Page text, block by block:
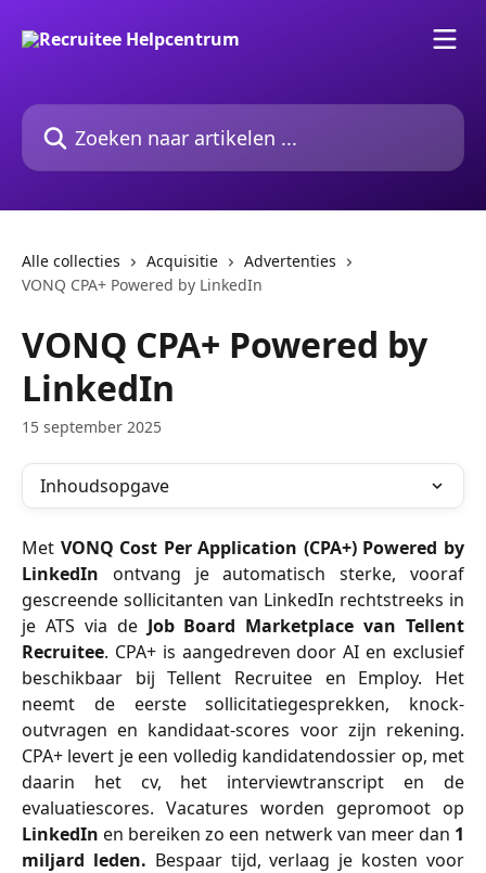
Zoeken naar artikelen ...
Alle collecties Acquisitie
Advertenties
VONQ CPA+ Powered by LinkedIn
VONQ CPA+ Powered by
LinkedIn
15 september 2025
Inhoudsopgave
Met VONQ Cost Per Application (CPA+) Powered by
LinkedIn ontvang je automatisch sterke, vooraf
gescreende sollicitanten van LinkedIn rechtstreeks in
je ATS via de Job Board Marketplace van Tellent
Recruitee. CPA+ is aangedreven door AI en exclusief
beschikbaar bij Tellent Recruitee en Employ. Het
neemt de eerste sollicitatiegesprekken, knock-
outvragen en kandidaat-scores voor zijn rekening.
CPA+ levert je een volledig kandidaten­dossier op, met
daarin het cv, het interviewtranscript en de
evaluatiescores. Vacatures worden gepromoot op
LinkedIn en bereiken zo een netwerk van meer dan 1
miljard leden. Bespaar tijd, verlaag je kosten voor